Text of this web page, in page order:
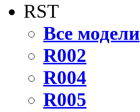
RST
Все модели
R002
R004
R005